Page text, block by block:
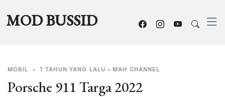
MOD BUSSID
MOBIL • 1 TAHUN YANG LALU • MAH CHANNEL
Porsche 911 Targa 2022